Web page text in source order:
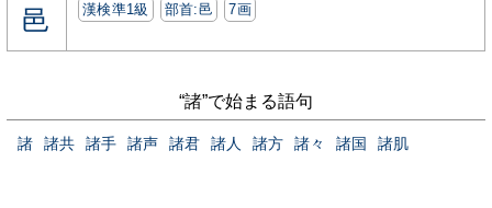
邑 漢検準1級 部首:⾢ 7画
“諸”で始まる語句
諸 諸共 諸手 諸声 諸君 諸人 諸方 諸々 諸国 諸肌